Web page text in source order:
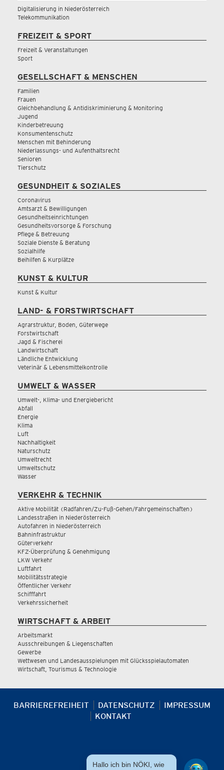
Digitalisierung in Niederösterreich
Telekommunikation
FREIZEIT & SPORT
Freizeit & Veranstaltungen
Sport
GESELLSCHAFT & MENSCHEN
Familien
Frauen
Gleichbehandlung & Antidiskriminierung & Monitoring
Jugend
Kinderbetreuung
Konsumentenschutz
Menschen mit Behinderung
Niederlassungs- und Aufenthaltsrecht
Senioren
Tierschutz
GESUNDHEIT & SOZIALES
Coronavirus
Amtsarzt & Bewilligungen
Gesundheitseinrichtungen
Gesundheitsvorsorge & Forschung
Pflege & Betreuung
Soziale Dienste & Beratung
Sozialhilfe
Beihilfen & Kurplätze
KUNST & KULTUR
Kunst & Kultur
LAND- & FORSTWIRTSCHAFT
Agrarstruktur, Boden, Güterwege
Forstwirtschaft
Jagd & Fischerei
Landwirtschaft
Ländliche Entwicklung
Veterinär & Lebensmittelkontrolle
UMWELT & WASSER
Umwelt-, Klima- und Energiebericht
Abfall
Energie
Klima
Luft
Nachhaltigkeit
Naturschutz
Umweltrecht
Umweltschutz
Wasser
VERKEHR & TECHNIK
Aktive Mobilität (Radfahren/Zu-Fuß-Gehen/Fahrgemeinschaften)
Landesstraßen in Niederösterreich
Autofahren in Niederösterreich
Bahninfrastruktur
Güterverkehr
KFZ-Überprüfung & Genehmigung
LKW Verkehr
Luftfahrt
Mobilitätsstrategie
Öffentlicher Verkehr
Schifffahrt
Verkehrssicherheit
WIRTSCHAFT & ARBEIT
Arbeitsmarkt
Ausschreibungen & Liegenschaften
Gewerbe
Wettwesen und Landesausspielungen mit Glücksspielautomaten
Wirtschaft, Tourismus & Technologie
BARRIEREFREIHEIT DATENSCHUTZ
IMPRESSUM
KONTAKT
Hallo ich bin NÖKI, wie